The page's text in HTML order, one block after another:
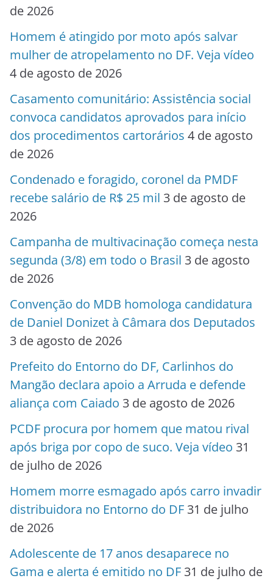
de 2026
Homem é atingido por moto após salvar
mulher de atropelamento no DF. Veja vídeo
4 de agosto de 2026
Casamento comunitário: Assistência social
convoca candidatos aprovados para início
dos procedimentos cartorários 4 de agosto
de 2026
Condenado e foragido, coronel da PMDF
recebe salário de R$ 25 mil 3 de agosto de
2026
Campanha de multivacinação começa nesta
segunda (3/8) em todo o Brasil 3 de agosto
de 2026
Convenção do MDB homologa candidatura
de Daniel Donizet à Câmara dos Deputados
3 de agosto de 2026
Prefeito do Entorno do DF, Carlinhos do
Mangão declara apoio a Arruda e defende
aliança com Caiado 3 de agosto de 2026
PCDF procura por homem que matou rival
após briga por copo de suco. Veja vídeo 31
de julho de 2026
Homem morre esmagado após carro invadir
distribuidora no Entorno do DF 31 de julho
de 2026
Adolescente de 17 anos desaparece no
Gama e alerta é emitido no DF 31 de julho de